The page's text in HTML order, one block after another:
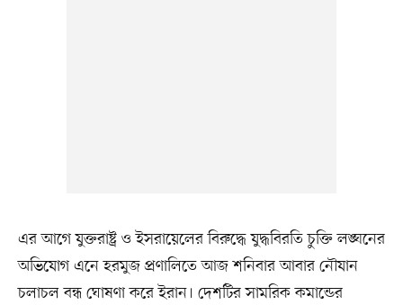
এর আগে যুক্তরাষ্ট্র ও ইসরায়েলের বিরুদ্ধে যুদ্ধবিরতি চুক্তি লঙ্ঘনের
অভিযোগ এনে হরমুজ প্রণালিতে আজ শনিবার আবার নৌযান
চলাচল বন্ধ ঘোষণা করে ইরান। দেশটির সামরিক কমান্ডের